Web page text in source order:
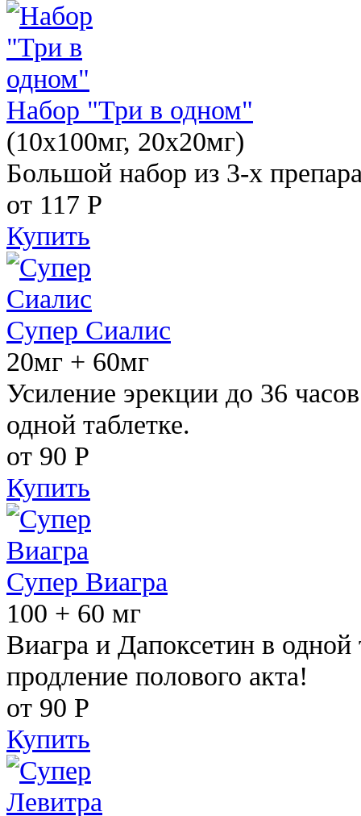
Набор "Три в одном"
(10x100мг, 20x20мг)
Большой набор из 3-х
от 117 Р
Купить
Супер Сиалис
20мг + 60мг
Усиление эрекции до 36
одной таблетке.
от 90 Р
Купить
Супер Виагра
100 + 60 мг
Виагра и Дапоксетин в одной
продление полового акта!
от 90 Р
Купить